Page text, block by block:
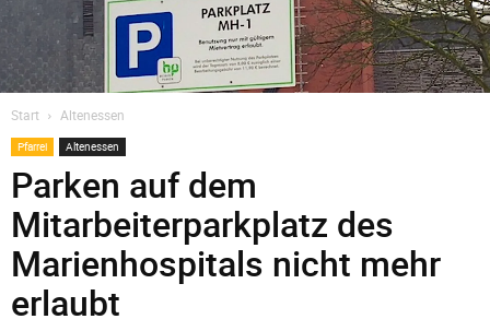
und
Damian
Start Altenessen
Pfarrei Altenessen
Parken auf dem
Mitarbeiterparkplatz des
Marienhospitals nicht mehr
erlaubt